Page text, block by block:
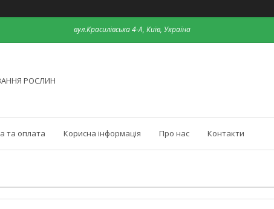
вул.Красилівська 4-А, Київ, Україна
РОСЛИН
та оплата Корисна інформація Про нас Контакти